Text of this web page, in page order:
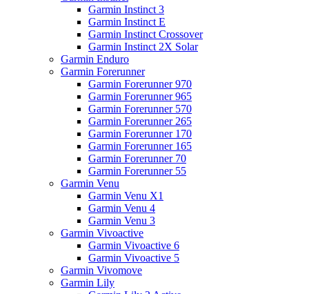
Garmin Instinct 3
Garmin Instinct E
Garmin Instinct Crossover
Garmin Instinct 2X Solar
Garmin Enduro
Garmin Forerunner
Garmin Forerunner 970
Garmin Forerunner 965
Garmin Forerunner 570
Garmin Forerunner 265
Garmin Forerunner 170
Garmin Forerunner 165
Garmin Forerunner 70
Garmin Forerunner 55
Garmin Venu
Garmin Venu X1
Garmin Venu 4
Garmin Venu 3
Garmin Vivoactive
Garmin Vivoactive 6
Garmin Vivoactive 5
Garmin Vivomove
Garmin Lily